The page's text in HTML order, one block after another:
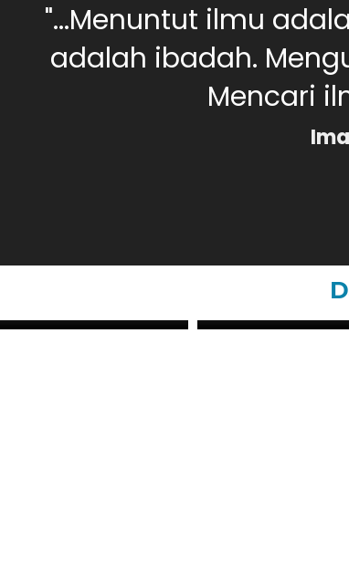
"...Menuntut ilmu
adalah ibadah.
Mencari
PUTRI